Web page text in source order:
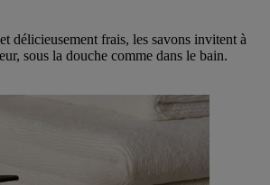
délicieusement frais, les savons invitent à
sous la douche comme dans le bain.